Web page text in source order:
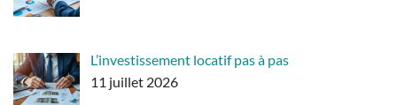
L’investissement locatif pas à pas
11 juillet 2026